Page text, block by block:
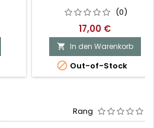
(0)
17,00 €
 In den Warenkorb
 Out-of-Stock
Rang